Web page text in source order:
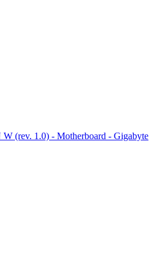
(rev. 1.0) - Motherboard - Gigabyte